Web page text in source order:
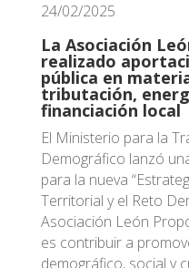
24/02/2025
La Asociación
realizado
pública en
tributación,
financiación local
El Ministerio para la
Demográfico lanzó
para la nueva
Territorial y el Reto
Asociación León
es contribuir a
demográfico, social y